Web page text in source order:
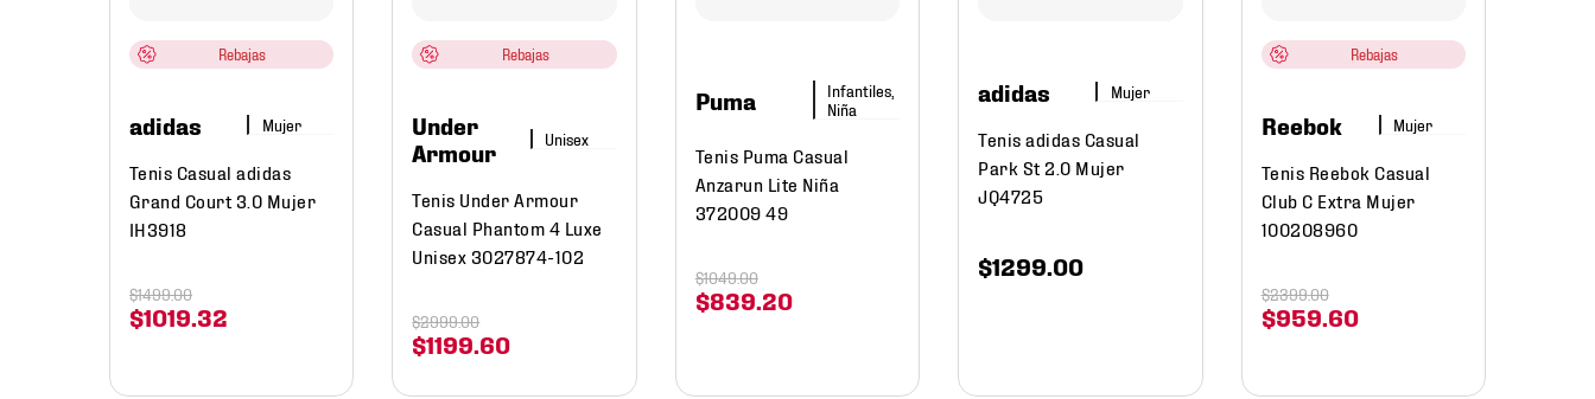
Rebajas
adidas Mujer
Tenis Casual adidas
Grand Court 3.0 Mujer
IH3918
$1019.32
$1499.00
Rebajas
Under
Armour
Tenis Under Armour
Casual Phantom 4 Luxe
Unisex 3027874-102
$1199.60
$2999.00
Puma
Infantiles,
Niña
Tenis Puma Casual
Anzarun Lite Niña
372009 49
$839.20
$1049.00
adidas Mujer
Tenis adidas Casual
Park St 2.0 Mujer
JQ4725
$1299.00
Rebajas
Reebok Mujer
Tenis Reebok Casual
Club C Extra Mujer
100208960
$959.60
$2399.00